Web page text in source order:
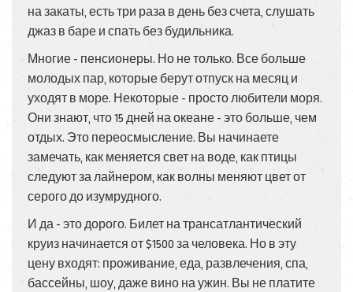
на закаты, есть три раза в день без счета, слушать
джаз в баре и спать без будильника.
Многие - пенсионеры. Но не только. Все больше
молодых пар, которые берут отпуск на месяц и
уходят в море. Некоторые - просто любители моря.
Они знают, что 15 дней на океане - это больше, чем
отдых. Это переосмысление. Вы начинаете
замечать, как меняется свет на воде, как птицы
следуют за лайнером, как волны меняют цвет от
серого до изумрудного.
И да - это дорого. Билет на трансатлантический
круиз начинается от $1500 за человека. Но в эту
цену входят: проживание, еда, развлечения, спа,
бассейны, шоу, даже вино на ужин. Вы не платите